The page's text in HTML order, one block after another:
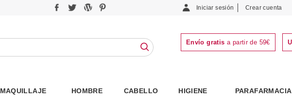
Iniciar sesión Crear cuenta
Envío gratis a partir de 59€
MAQUILLAJE HOMBRE CABELLO HIGIENE PARAFARMACIA